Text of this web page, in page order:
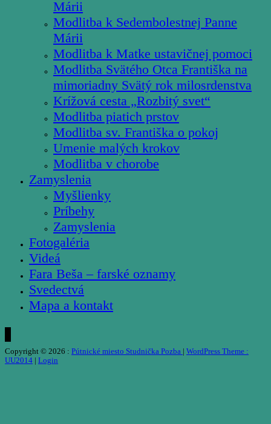
Márii
Modlitba k Sedembolestnej Panne
Márii
Modlitba k Matke ustavičnej pomoci
Modlitba Svätého Otca Františka na
mimoriadny Svätý rok milosrdenstva
Krížová cesta „Rozbitý svet“
Modlitba piatich prstov
Modlitba sv. Františka o pokoj
Umenie malých krokov
Modlitba v chorobe
Zamyslenia
Myšlienky
Príbehy
Zamyslenia
Fotogaléria
Videá
Fara Beša – farské oznamy
Svedectvá
Mapa a kontakt
Copyright © 2026 : Pútnické miesto Studnička Pozba
WordPress Theme :
UU2014
Login